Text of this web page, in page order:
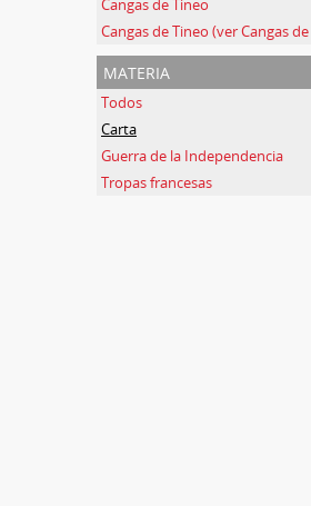
Cangas de Tineo
materia
Todos
Carta
Guerra de la Independencia
Tropas francesas